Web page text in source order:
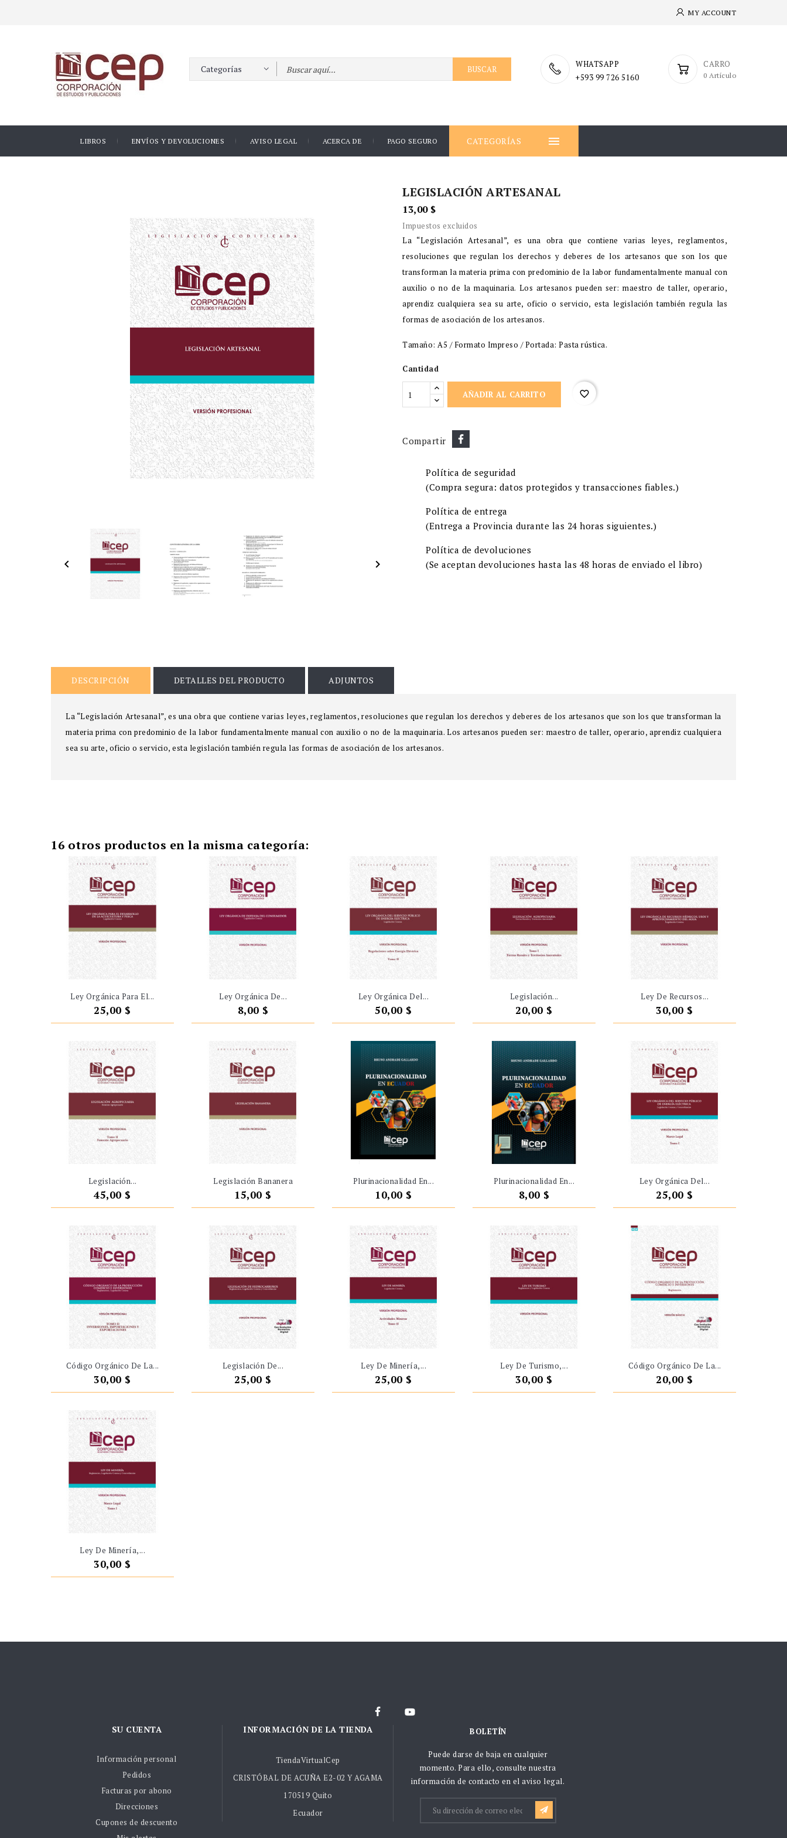
MY ACCOUNT
CARRO
0 Artículo
WHATSAPP
+593 99 726 5160
BUSCAR
LIBROS ENVÍOS Y DEVOLUCIONES AVISO LEGAL ACERCA DE PAGO SEGURO 
CATEGORÍAS
 
LEGISLACIÓN ARTESANAL
13,00 $
Impuestos excluidos
La “Legislación Artesanal”, es una obra que contiene varias leyes, reglamentos,
resoluciones que regulan los derechos y deberes de los artesanos que son los que
transforman la materia prima con predominio de la labor fundamentalmente manual con
auxilio o no de la maquinaria. Los artesanos pueden ser: maestro de taller, operario,
aprendiz cualquiera sea su arte, oficio o servicio, esta legislación también regula las
formas de asociación de los artesanos.
Tamaño: A5 / Formato Impreso / Portada: Pasta rústica.
Cantidad
AÑADIR AL CARRITO favorite_border
Compartir
Política de seguridad
(Compra segura: datos protegidos y transacciones fiables.)
Política de entrega
(Entrega a Provincia durante las 24 horas siguientes.)
Política de devoluciones
(Se aceptan devoluciones hasta las 48 horas de enviado el libro)
DESCRIPCIÓN DETALLES DEL PRODUCTO ADJUNTOS
La “Legislación Artesanal”, es una obra que contiene varias leyes, reglamentos, resoluciones que regulan los derechos y deberes de los artesanos que son los que transforman la
materia prima con predominio de la labor fundamentalmente manual con auxilio o no de la maquinaria. Los artesanos pueden ser: maestro de taller, operario, aprendiz cualquiera
sea su arte, oficio o servicio, esta legislación también regula las formas de asociación de los artesanos.
16 otros productos en la misma categoría:
Ley Orgánica Para El...
Precio
25,00 $
Ley Orgánica De...
Precio
8,00 $
Ley Orgánica Del...
Precio
50,00 $
Legislación...
Precio
20,00 $
Ley De Recursos...
Precio
30,00 $
Legislación...
Precio
45,00 $
Legislación Bananera
Precio
15,00 $
Plurinacionalidad En...
Precio
10,00 $
Plurinacionalidad En...
Precio
8,00 $
Ley Orgánica Del...
Precio
25,00 $
Código Orgánico De La...
Precio
30,00 $
Legislación De...
Precio
25,00 $
Ley De Minería,...
Precio
25,00 $
Ley De Turismo,...
Precio
30,00 $
Código Orgánico De La...
Precio
20,00 $
Ley De Minería,...
Precio
30,00 $
SU CUENTA
Información personal
Pedidos
Facturas por abono
Direcciones
Cupones de descuento
INFORMACIÓN DE LA TIENDA
TiendaVirtualCep
CRISTÓBAL DE ACUÑA E2-02 Y AGAMA
170519 Quito
Ecuador
BOLETÍN
Puede darse de baja en cualquier
momento. Para ello, consulte nuestra
información de contacto en el aviso legal.